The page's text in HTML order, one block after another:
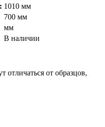
1010 мм
700 мм
мм
В наличии
отличаться от образцов,